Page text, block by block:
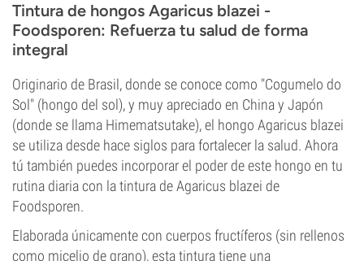
Tintura de hongos Agaricus blazei -
Foodsporen: Refuerza tu salud de forma
integral
Originario de Brasil, donde se conoce como "Cogumelo do
Sol" (hongo del sol), y muy apreciado en China y Japón
(donde se llama Himematsutake), el hongo Agaricus blazei
se utiliza desde hace siglos para fortalecer la salud. Ahora
tú también puedes incorporar el poder de este hongo en tu
rutina diaria con la tintura de Agaricus blazei de
Foodsporen.
Elaborada únicamente con cuerpos fructíferos (sin rellenos
como micelio de grano), esta tintura tiene una